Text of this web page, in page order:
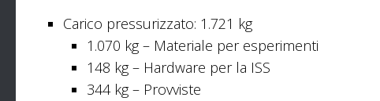
Carico pressurizzato: 1.721 kg
1.070 kg – Materiale per esperimenti
148 kg – Hardware per la ISS
344 kg – Provviste